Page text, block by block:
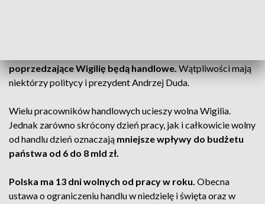
poprzedzające Wigilię będą handlowe.Wątpliwości mają
niektórzy politycy i prezydent Andrzej Duda.
Wielu pracowników handlowych ucieszy wolna Wigilia.
Jednak zarówno skrócony dzień pracy, jak i całkowicie wolny
od handlu dzień oznaczają mniejsze wpływy do budżetu
państwa od 6 do 8 mld zł.
Polska ma 13 dni wolnych od pracy w roku. Obecna
ustawa o ograniczeniu handlu w niedzielę i święta oraz w